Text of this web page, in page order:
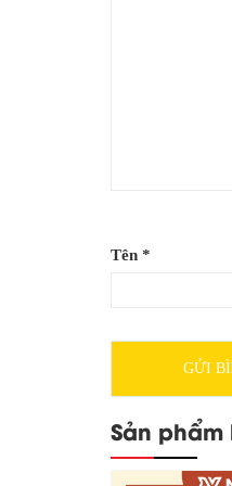
Khắc dấu
Tên *
Sản